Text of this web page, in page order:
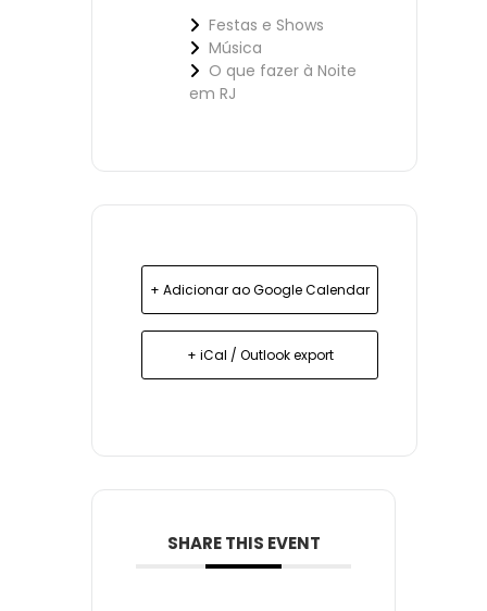
Festas e Shows
Música
O que fazer à Noite
em RJ
+ Adicionar ao Google Calendar
+ iCal / Outlook export
SHARE THIS EVENT